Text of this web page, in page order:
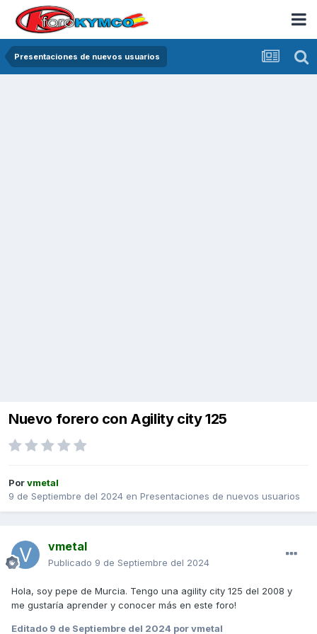
Presentaciones de nuevos usuarios
Nuevo forero con Agility city 125
Porvmetal
9 de Septiembre del 2024 en Presentaciones de nuevos usuarios
vmetal
Publicado 9 de Septiembre del 2024
Hola, soy pepe de Murcia. Tengo una agility city 125 del 2008 y
me gustaría aprender y conocer más en este foro!
Editado 9 de Septiembre del 2024 por vmetal